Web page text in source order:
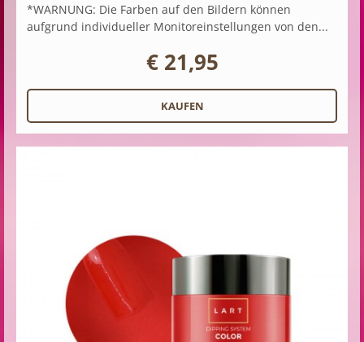
*WARNUNG: Die Farben auf den Bildern können
aufgrund individueller Monitoreinstellungen von den...
€ 21,95